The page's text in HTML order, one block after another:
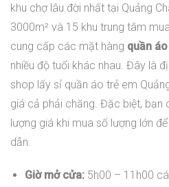
khu chợ lâu đời nhất tại Quảng
3000m² và 15 khu trung tâm
cung cấp các mặt hàng quần
nhiều độ tuổi khác nhau. Đây là
shop lấy sỉ quần áo trẻ em
giá cả phải chăng. Đặc biệt, bạn
lượng giá khi mua số lượng lớn
dẫn.
Giờ mở cửa:5h00 – 11h00